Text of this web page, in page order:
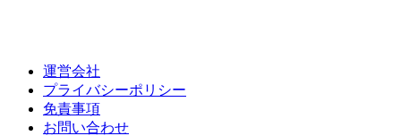
運営会社
プライバシーポリシー
免責事項
お問い合わせ